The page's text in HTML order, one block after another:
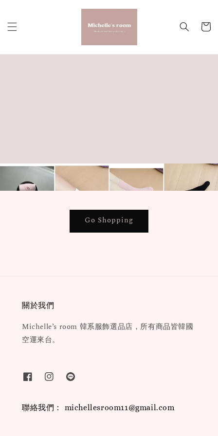
Go Shopping
關於我們
Michelle’s room 韓系服飾選品店，所有商品皆韓國
空運來台。
聯絡我們： michellesroom11@gmail.com